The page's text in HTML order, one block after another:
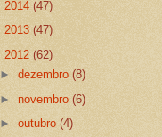
2014 (47)
2013 (47)
2012 (62)
►dezembro(8)
►novembro(6)
►outubro(4)